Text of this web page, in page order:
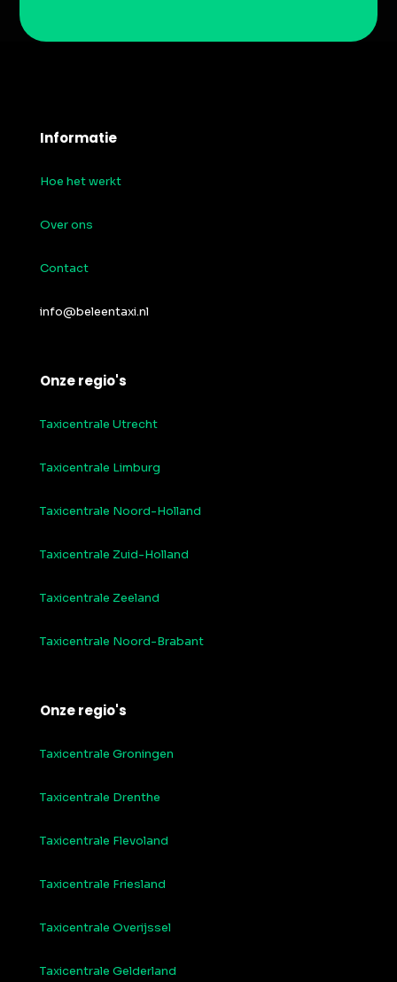
Informatie
Hoe het werkt
Over ons
Contact
info@beleentaxi.nl
Onze regio's
Taxicentrale Utrecht
Taxicentrale Limburg
Taxicentrale Noord-Holland
Taxicentrale Zuid-Holland
Taxicentrale Zeeland
Taxicentrale Noord-Brabant
Onze regio's
Taxicentrale Groningen
Taxicentrale Drenthe
Taxicentrale Flevoland
Taxicentrale Friesland
Taxicentrale Overijssel
Taxicentrale Gelderland